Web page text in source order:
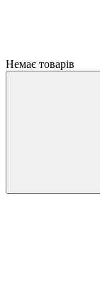
Немає товарів